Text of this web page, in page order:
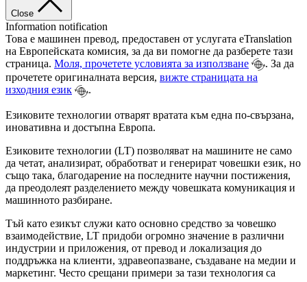
Close
Information notification
Това е машинен превод, предоставен от услугата eTranslation
на Европейската комисия, за да ви помогне да разберете тази
страница. Моля, прочетете условията за използване
. За да
прочетете оригиналната версия, вижте страницата на
изходния език
.
Езиковите технологии отварят вратата към една по-свързана,
иновативна и достъпна Европа.
Езиковите технологии (LT) позволяват на машините не само
да четат, анализират, обработват и генерират човешки език, но
също така, благодарение на последните научни постижения,
да преодолеят разделението между човешката комуникация и
машинното разбиране.
Тъй като езикът служи като основно средство за човешко
взаимодействие, LT придоби огромно значение в различни
индустрии и приложения, от превод и локализация до
поддръжка на клиенти, здравеопазване, създаване на медии и
маркетинг. Често срещани примери за тази технология са